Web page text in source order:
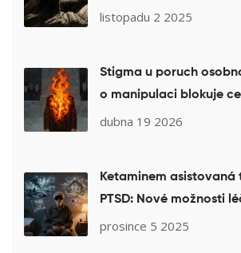
děsivé sny
listopadu 2 2025
Stigma u poruch
o manipulaci blokuje
dubna 19 2026
Ketaminem asistovaná
PTSD: Nové možnosti
prosince 5 2025